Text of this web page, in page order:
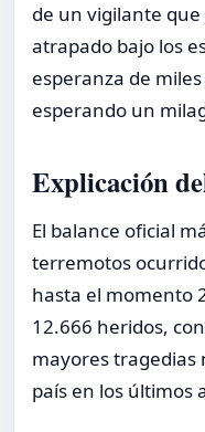
de un vigilante
atrapado bajo los
esperanza de
esperando un
Explicación
El balance oficial
terremotos
hasta el momento
12.666 heridos,
mayores tragedias
país en los últimos